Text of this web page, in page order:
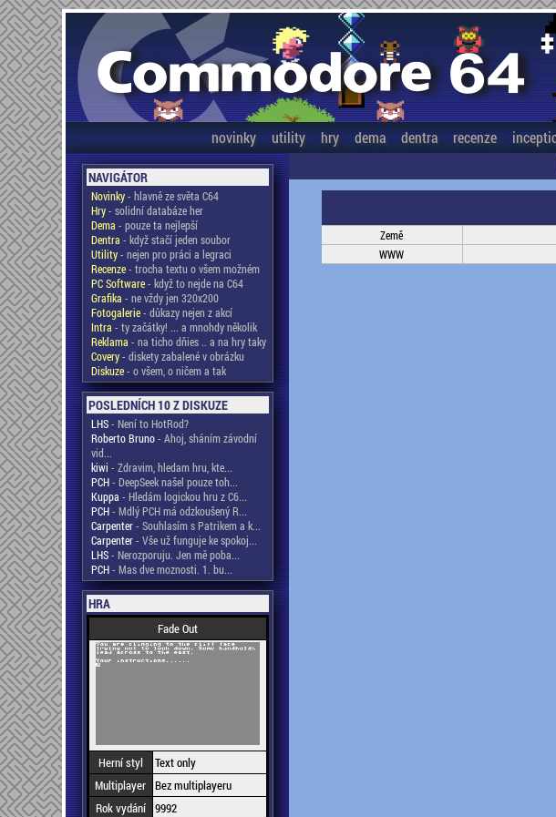
novinky utility hry dema dentra recenze
NAVIGÁTOR
Novinky- hlavně ze světa C64
Hry- solidní databáze her
Dema - pouze ta nejlepší
Dentra - když stačí jeden soubor
Utility- nejen pro práci a legraci
Recenze- trocha textu o všem možném
PC Software- když to nejde na C64
Grafika - ne vždy jen 320x200
Fotogalerie- důkazy nejen z akcí
Intra - ty začátky! ... a mnohdy několik
Reklama - na ticho dňies .. a na hry taky
Covery- diskety zabalené v obrázku
Diskuze- o všem, o ničem a tak
POSLEDNÍCH 10 Z DISKUZE
LHS- Není to HotRod?
Roberto Bruno- Ahoj, sháním závodní
vid...
kiwi - Zdravim, hledam hru, kte...
PCH- DeepSeek našel pouze toh...
Kuppa - Hledám logickou hru z C6...
PCH- Mdlý PCH má odzkoušený R...
Carpenter- Souhlasím s Patrikem a k...
Carpenter- Vše už funguje ke spokoj...
LHS- Nerozporuju. Jen mě poba...
PCH- Mas dve moznosti. 1. bu...
HRA
Fade Out
Herní styl
Text only
Multiplayer Bez multiplayeru
Rok vydání 9992
Země
WWW